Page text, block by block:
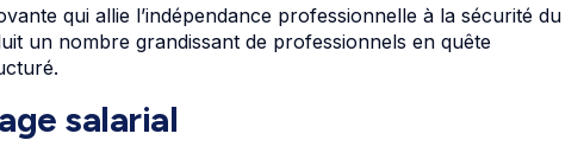
qui allie l’indépendance professionnelle à la sécurité du
un nombre grandissant de professionnels en quête
salarial